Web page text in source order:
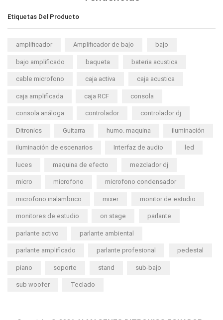
Etiquetas Del Producto
amplificador Amplificador de bajo bajo
bajo amplificado baqueta bateria acustica
cable microfono caja activa caja acustica
caja amplificada caja RCF consola
consola análoga controlador controlador dj
Ditronics Guitarra humo. maquina iluminación
iluminación de escenarios Interfaz de audio led
luces maquina de efecto mezclador dj
micro microfono microfono condensador
microfono inalambrico mixer monitor de estudio
monitores de estudio on stage parlante
parlante activo parlante ambiental
parlante amplificado parlante profesional pedestal
piano soporte stand sub-bajo
sub woofer Teclado